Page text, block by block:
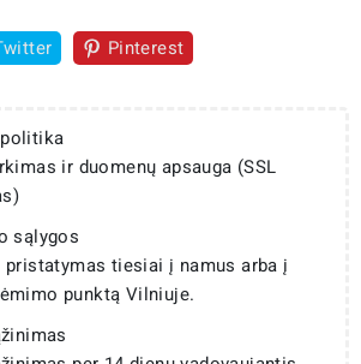
Pinterest
ir duomenų apsauga (SSL
sąlygos
pristatymas tiesiai į namus arba į
punktą Vilniuje.